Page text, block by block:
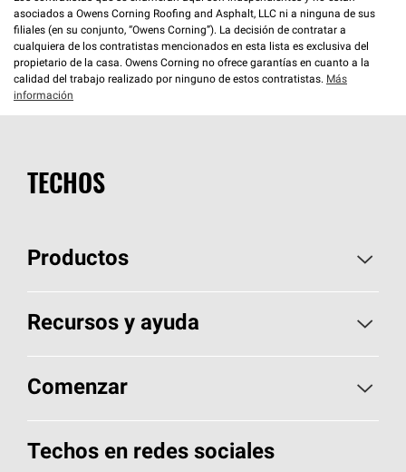
asociados a Owens Corning Roofing and Asphalt, LLC ni a ninguna de sus
filiales (en su conjunto, “Owens Corning”). La decisión de contratar a
cualquiera de los contratistas mencionados en esta lista es exclusiva del
propietario de la casa. Owens Corning no ofrece garantías en cuanto a la
calidad del trabajo realizado por ninguno de estos contratistas. Más
información
TECHOS
Productos
Elija sus tejas
Encuentre un contratista
Componentes para techos
Recursos y ayuda
Aspectos básicos sobre techos
Herramientas de diseño y color
Comenzar
Llame al 1-800-GET-PINK®
Techos en redes sociales